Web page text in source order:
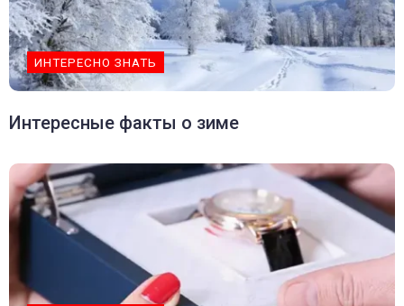
ИНТЕРЕСНО ЗНАТЬ
Интересные факты о зиме